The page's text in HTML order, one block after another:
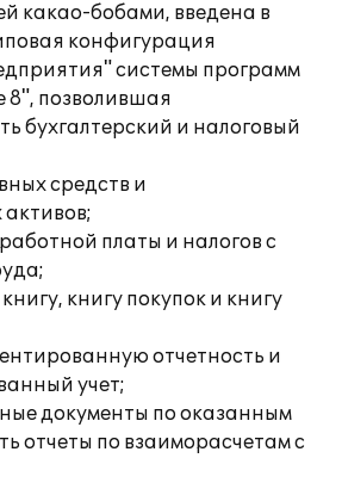
какао-бобами, введена в
конфигурация
системы программ
позволившая
бухгалтерский и налоговый
средств и
платы и налогов с
книгу покупок и книгу
отчетность и
учет;
документы по оказанным
отчеты по взаиморасчетам с